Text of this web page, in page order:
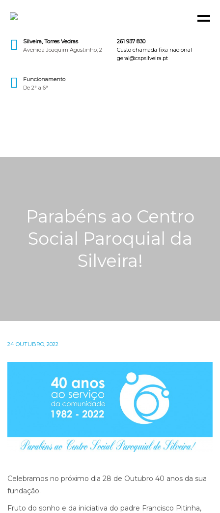
Silveira, Torres Vedras
Avenida Joaquim Agostinho, 2
261 937 830
Custo chamada fixa nacional
geral@cspsilveira.pt
Funcionamento
De 2ª a 6ª
Parabéns ao Centro
Social Paroquial da
Silveira!
24 OUTUBRO, 2022
Celebramos no próximo dia 28 de Outubro 40 anos da sua
fundação.
Fruto do sonho e da iniciativa do padre Francisco Pitinha,